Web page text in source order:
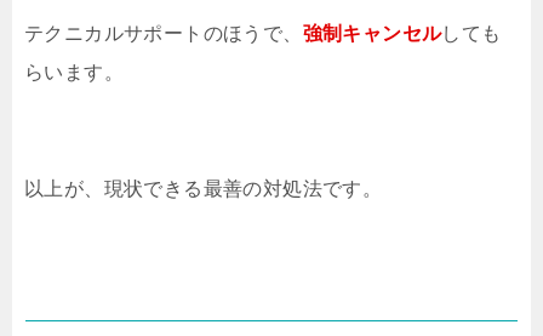
テクニカルサポートのほうで、 強制キャンセルしても
らいます。
以上が、現状できる最善の対処法です。